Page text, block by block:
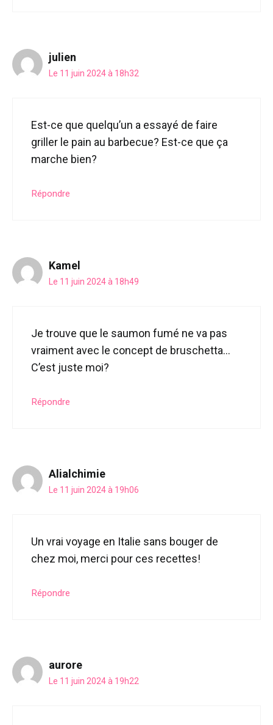
julien
Le 11 juin 2024 à 18h32
Est-ce que quelqu’un a essayé de faire
griller le pain au barbecue? Est-ce que ça
marche bien?
Répondre
Kamel
Le 11 juin 2024 à 18h49
Je trouve que le saumon fumé ne va pas
vraiment avec le concept de bruschetta…
C’est juste moi?
Répondre
Alialchimie
Le 11 juin 2024 à 19h06
Un vrai voyage en Italie sans bouger de
chez moi, merci pour ces recettes!
Répondre
aurore
Le 11 juin 2024 à 19h22